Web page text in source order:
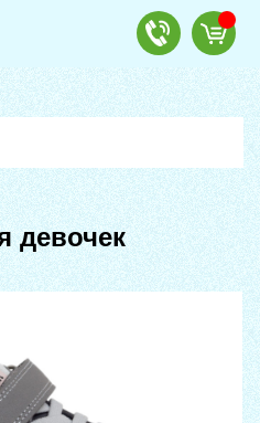
девочек